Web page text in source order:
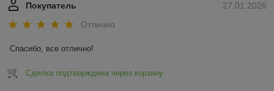
27.01.2026
Покупатель
Отлично
Спасибо, все отлично!
Сделка подтверждена через корзину